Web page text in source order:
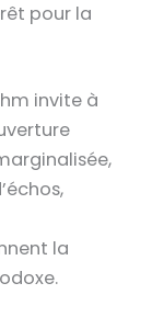
pour la
invite à
la